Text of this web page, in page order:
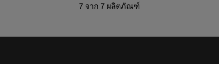
7 จาก 7 ผลิตภัณฑ์